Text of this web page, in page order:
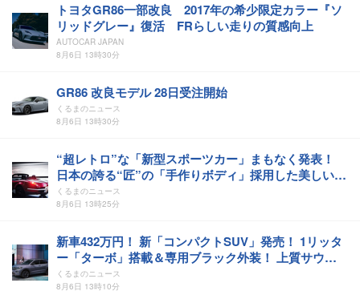
トヨタGR86一部改良 2017年の希少限定カラー『ソ
リッドグレー』復活 FRらしい走りの質感向上
AUTOCAR JAPAN
8月6日 13時30分
GR86 改良モデル 28日受注開始
くるまのニュース
8月6日 13時30分
“超レトロ”な「新型スポーツカー」まもなく発表！
日本の誇る“匠”の「手作りボディ」採用した美しい
「2ドア・オープンカー」か！ ミツオカ渾身の「完
全・新型車」の“姿”が見えた！
くるまのニュース
8月6日 13時25分
新車432万円！ 新「コンパクトSUV」発売！ 1リッタ
ー「ターボ」搭載＆専用ブラック外装！ 上質サウン
ド採用のVW「Tクロス プレミアムサウンドエディシ
ョン」登場
くるまのニュース
8月6日 13時10分